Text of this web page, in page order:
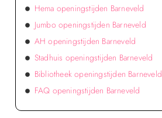
Hema openingstijden Barneveld
Jumbo openingstijden Barneveld
AH openingstijden Barneveld
Stadhuis openingstijden Barneveld
Bibliotheek openingstijden Barneveld
FAQ openingstijden Barneveld